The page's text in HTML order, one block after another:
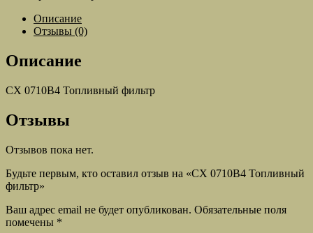
Описание
Отзывы (0)
Описание
CX 0710B4 Топливный фильтр
Отзывы
Отзывов пока нет.
Будьте первым, кто оставил отзыв на «CX 0710B4 Топливный
фильтр»
Ваш адрес email не будет опубликован. Обязательные поля
помечены *